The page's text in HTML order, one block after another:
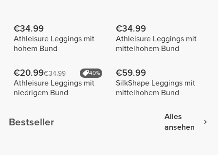
€34.99
Athleisure Leggings mit
hohem Bund
€34.99
Athleisure Leggings mit
mittelhohem Bund
€20.99€34.99 40%
Athleisure Leggings mit
niedrigem Bund
€59.99
SilkShape Leggings mit
mittelhohem Bund
Bestseller
Alles
ansehen